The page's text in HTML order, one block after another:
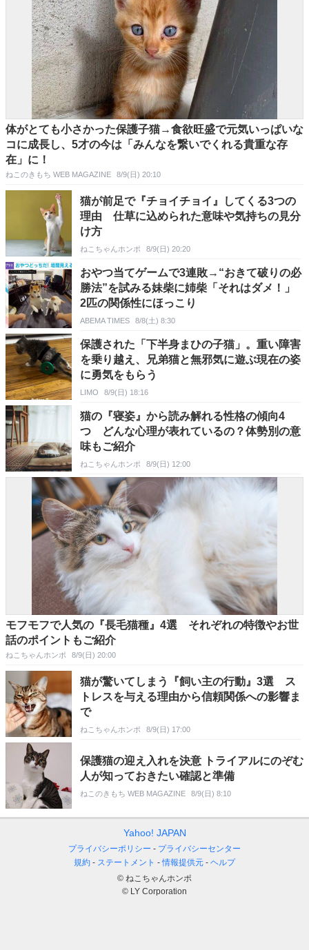
体がとても小さかった保護子猫→食欲旺盛で元気いっぱいな
コに成長し、5才の今は「みんなを繋いでくれる貴重な存
在」に！
ねこのきもち WEB MAGAZINE 8/9(日) 20:10
猫が前足で『チョイチョイ』してくる3つの
理由 仕草に込められた意味や気持ちの見分
け方
ねこちゃんホンポ 8/9(日) 20:20
おやつ当てゲームで3連敗→“おきて破りの必
勝法”を試みる妹柴に姉柴「それはダメ！」
2匹の関係性にほっこり
ABEMA TIMES 8/8(土) 8:30
保護された「下半身まひの子猫」。重い障害
を乗り越え、兄弟猫と無邪気に遊ぶ現在の姿
に勇気をもらう
LIMO 8/9(日) 18:16
猫の『寝姿』から読み解れる性格の傾向4
つ どんな心理が表れているの？体勢別の意
味もご紹介
ねこちゃんホンポ 8/9(日) 12:00
モフモフで人気の『長毛猫種』4選 それぞれの特徴やお世
話のポイントもご紹介
ねこちゃんホンポ 8/9(日) 20:00
猫が驚いてしまう『飼い主の行動』3選 ス
トレスを与える理由から信頼関係への影響ま
で
ねこちゃんホンポ 8/9(日) 17:00
保護猫の迎え入れを決意 トライアルにのぞむ
人が知っておきたい確認と準備
ねこのきもち WEB MAGAZINE 8/9(日) 8:10
Yahoo! JAPAN
プライバシーポリシー
プライバシーセンター
規約
ステートメント 情報提供元
ヘルプ
© ねこちゃんホンポ
© LY Corporation